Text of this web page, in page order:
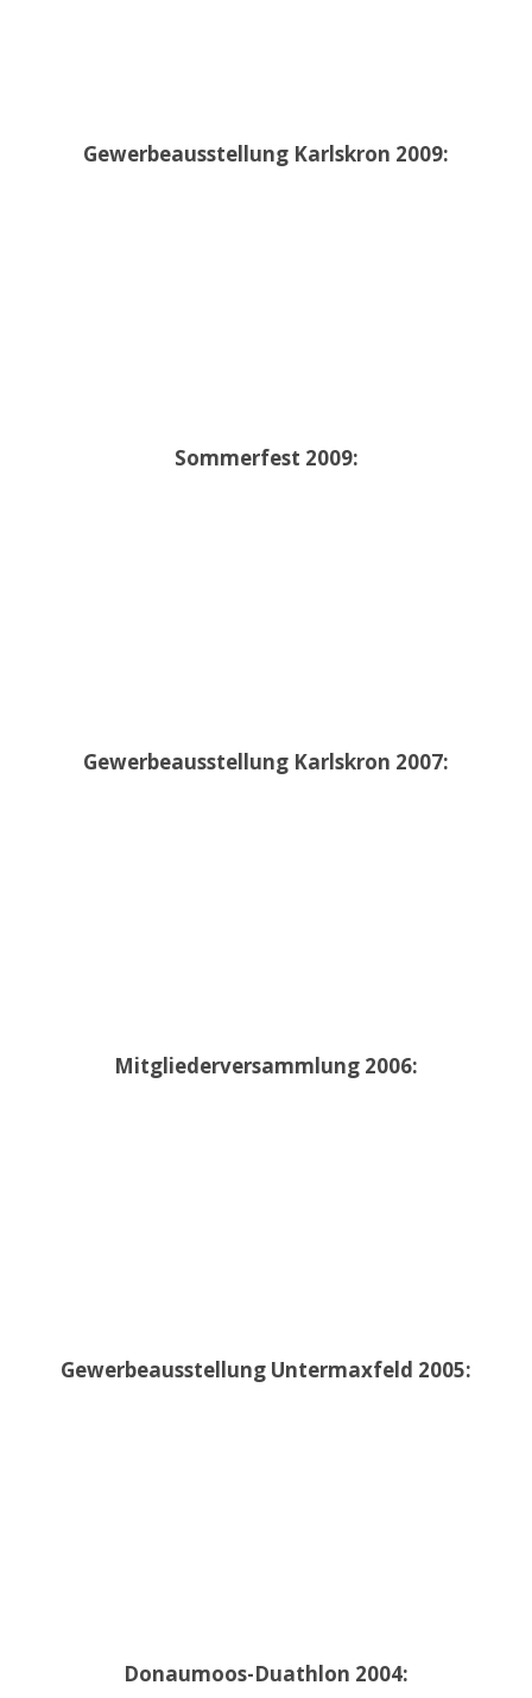
Gewerbeausstellung Karlskron 2009:
Sommerfest 2009:
Gewerbeausstellung Karlskron 2007:
Mitgliederversammlung 2006:
Gewerbeausstellung Untermaxfeld 2005:
Donaumoos-Duathlon 2004: